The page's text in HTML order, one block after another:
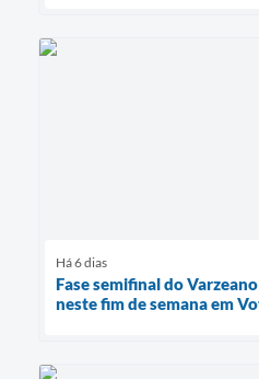
Há 6 dias
Fase semifinal do
neste fim de semana em